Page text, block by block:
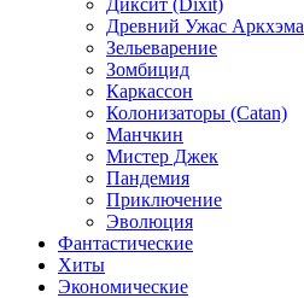
Диксит (Dixit)
Древний Ужас Аркхэма
Зельеварение
Зомбицид
Каркассон
Колонизаторы (Catan)
Манчкин
Мистер Джек
Пандемия
Приключение
Эволюция
Фантастические
Хиты
Экономические